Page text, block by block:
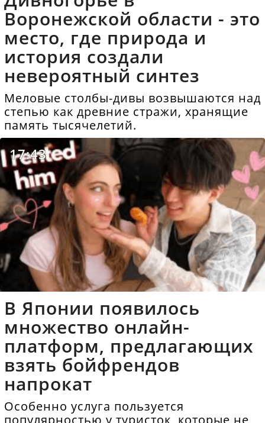
Воронежской области - это
место, где природа и
история создали
невероятный синтез
Меловые столбы-дивы возвышаются над
степью как древние стражи, хранящие
память тысячелетий.
17:43
В Японии появилось
множество онлайн-
платформ, предлагающих
взять бойфрендов
напрокат
Особенно услуга пользуется
популярностью у туристок, которые не